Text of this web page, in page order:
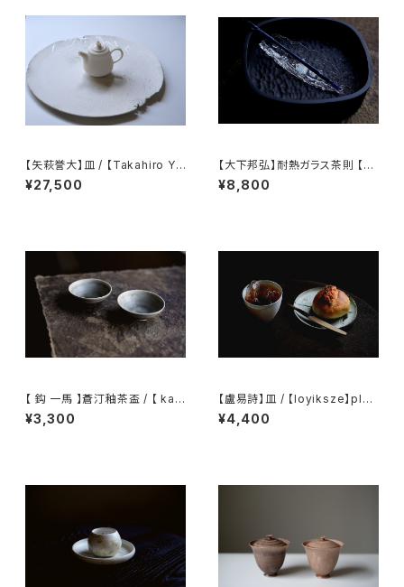
【矢萩誉大】皿 / 【Takahiro Ya
hagi】plate
¥27,500
【大下邦弘】耐熱ガラス茶則 【O
shitaKunihiro】Tea Scoop
¥8,800
【 鈎 一馬 】蒼汀釉茶盃 / 【 kaz
uma magari 】Teacup
¥3,300
【盧易詩】皿 / 【loyiksze】plat
e
¥4,400